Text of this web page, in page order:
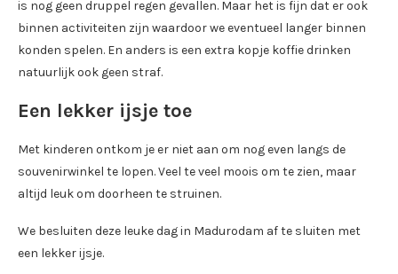
is nog geen druppel regen gevallen. Maar het is fijn dat er ook
binnen activiteiten zijn waardoor we eventueel langer binnen
konden spelen. En anders is een extra kopje koffie drinken
natuurlijk ook geen straf.
Een lekker ijsje toe
Met kinderen ontkom je er niet aan om nog even langs de
souvenirwinkel te lopen. Veel te veel moois om te zien, maar
altijd leuk om doorheen te struinen.
We besluiten deze leuke dag in Madurodam af te sluiten met
een lekker ijsje.